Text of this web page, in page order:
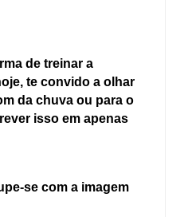
de treinar a
te convido a olhar
da chuva ou para o
isso em apenas
se com a imagem